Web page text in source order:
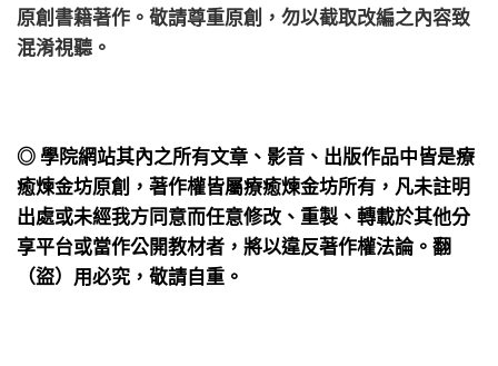
原創書籍著作。敬請尊重原創，勿以截取改編之內容致
混淆視聽。
◎ 學院網站其內之所有文章、影音、出版作品中皆是療
癒煉金坊原創，著作權皆屬療癒煉金坊所有，凡未註明
出處或未經我方同意而任意修改、重製、轉載於其他分
享平台或當作公開教材者，將以違反著作權法論。翻
（盜）用必究，敬請自重。